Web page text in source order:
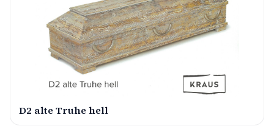
D2 alte Truhe hell